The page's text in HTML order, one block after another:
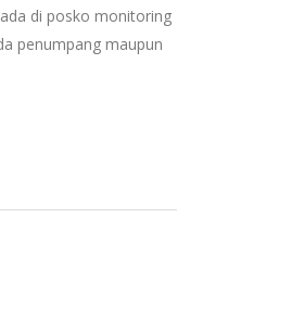
di posko monitoring
penumpang maupun